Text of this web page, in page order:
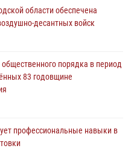
владельцев оружия не
атаке FPV-дрона ВСУ жителя
пресекли свыше 130
области обеспечена
десантных войск
порядка в период
83 годовщине
профессиональные навыки в